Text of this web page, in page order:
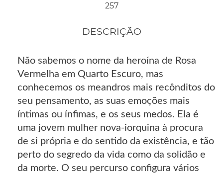
257
DESCRIÇÃO
Não sabemos o nome da heroína de Rosa
Vermelha em Quarto Escuro, mas
conhecemos os meandros mais recônditos do
seu pensamento, as suas emoções mais
íntimas ou ínfimas, e os seus medos. Ela é
uma jovem mulher nova-iorquina à procura
de si própria e do sentido da existência, e tão
perto do segredo da vida como da solidão e
da morte. O seu percurso configura vários